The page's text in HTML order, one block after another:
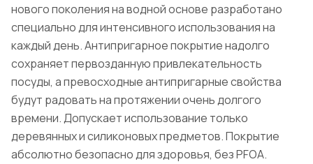
нового поколения на водной основе разработано
специально для интенсивного использования на
каждый день. Антипригарное покрытие надолго
сохраняет первозданную привлекательность
посуды, а превосходные антипригарные свойства
будут радовать на протяжении очень долгого
времени. Допускает использование только
деревянных и силиконовых предметов. Покрытие
абсолютно безопасно для здоровья, без PFOA.